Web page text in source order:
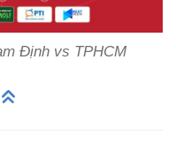
Định vs TPHCM